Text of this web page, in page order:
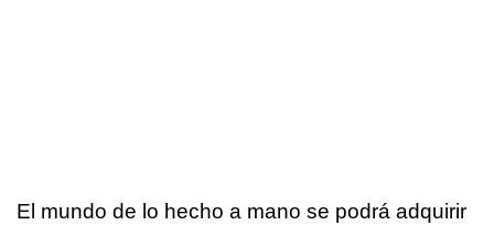
El mundo de lo hecho a mano se podrá adquirir